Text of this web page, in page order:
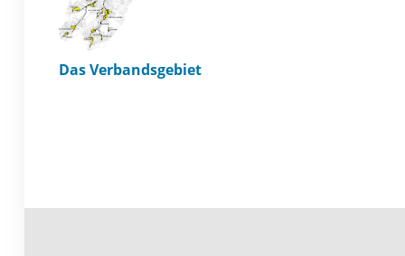
Das Verbandsgebiet